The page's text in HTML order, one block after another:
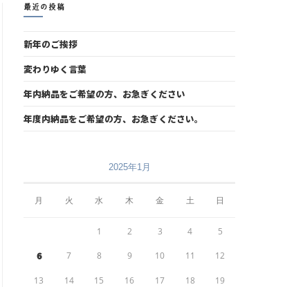
最近の投稿
新年のご挨拶
変わりゆく言葉
年内納品をご希望の方、お急ぎください
年度内納品をご希望の方、お急ぎください。
2025年1月
月 火 水 木 金 土 日
1 2 3 4 5
6 7 8 9 10 11 12
13 14 15 16 17 18 19